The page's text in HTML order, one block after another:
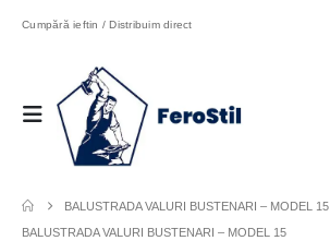
Cumpără ieftin / Distribuim direct
BALUSTRADA VALURI BUSTENARI – MODEL 15
BALUSTRADA VALURI BUSTENARI – MODEL 15